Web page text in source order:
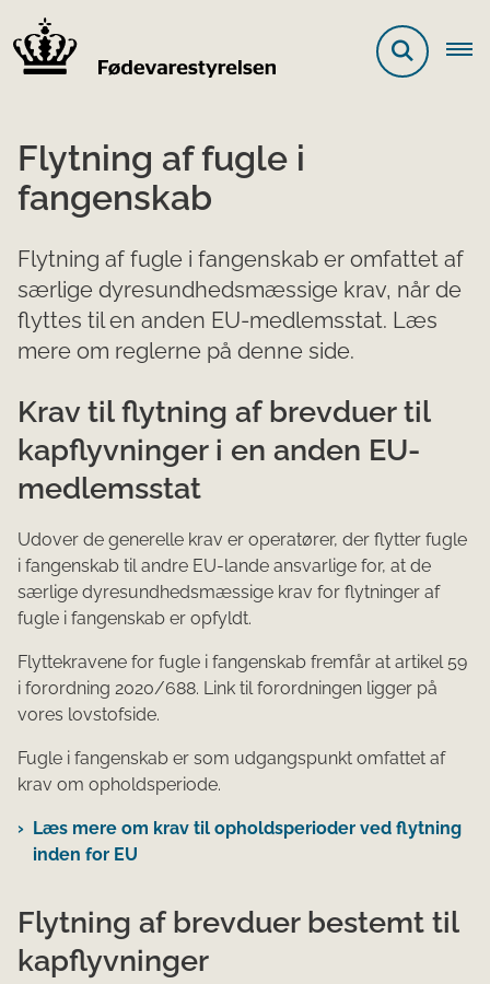
Flytning af fugle i
fangenskab
Flytning af fugle i fangenskab er omfattet af
særlige dyresundhedsmæssige krav, når de
flyttes til en anden EU-medlemsstat. Læs
mere om reglerne på denne side.
Krav til flytning af brevduer til
kapflyvninger i en anden EU-
medlemsstat
Udover de generelle krav er operatører, der flytter fugle
i fangenskab til andre EU-lande ansvarlige for, at de
særlige dyresundhedsmæssige krav for flytninger af
fugle i fangenskab er opfyldt.
Flyttekravene for fugle i fangenskab fremfår at artikel 59
i forordning 2020/688. Link til forordningen ligger på
vores lovstofside.
Fugle i fangenskab er som udgangspunkt omfattet af
krav om opholdsperiode.
Læs mere om krav til opholdsperioder ved flytning
inden for EU
Flytning af brevduer bestemt til
kapflyvninger